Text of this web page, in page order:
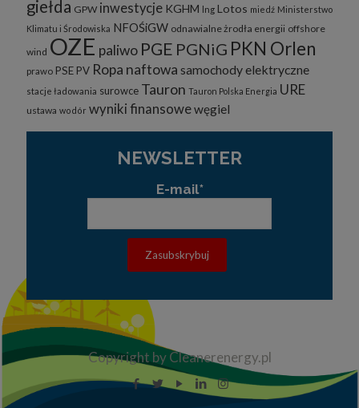
giełda GPW inwestycje KGHM lng Lotos miedź Ministerstwo
Klimatu i Środowiska NFOŚiGW odnawialne żrodła energii offshore
wind OZE paliwo PGE PGNiG PKN Orlen
prawo PSE PV Ropa naftowa samochody elektryczne
stacje ładowania surowce Tauron Tauron Polska Energia URE
ustawa wodór wyniki finansowewęgiel
NEWSLETTER
E-mail*
Copyright by Cleanerenergy.pl